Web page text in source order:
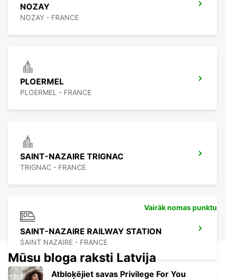
NOZAY
NOZAY - FRANCE
PLOERMEL
PLOERMEL - FRANCE
SAINT-NAZAIRE TRIGNAC
TRIGNAC - FRANCE
SAINT-NAZAIRE RAILWAY STATION
SAINT NAZAIRE - FRANCE
Vairāk nomas punktu
Mūsu bloga raksti Latvija
Atbloķējiet savas Privilege For You